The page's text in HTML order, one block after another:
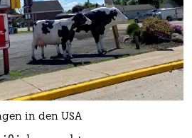
in den USA